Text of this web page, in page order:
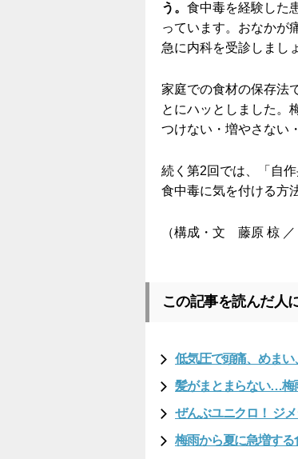
う。 食中毒を経験した
っています。おなかが
急に内科を受診しまし
家庭での食材の保存法
とにハッとしました。
つけない・増やさない
続く第2回では、「自
食中毒に気を付ける方
（構成・文 藤原 椋 ／
この記事を読んだ人
低気圧で頭痛、めま
髪がまとまらない…梅
ぜんぶユニクロ！ ジ
梅雨から夏に急増す